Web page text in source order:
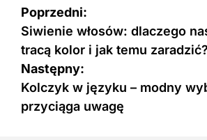
Nawigacja
wpisu
Poprzedni:
Siwienie włosów: dlaczego
tracą kolor i jak temu zaradzić?
Następny:
Kolczyk w języku – modny
przyciąga uwagę